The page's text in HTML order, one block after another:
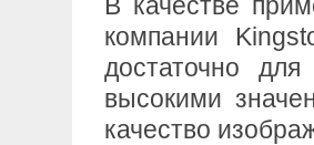
компании
достаточно
высокими
качество